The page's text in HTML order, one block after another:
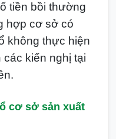
tiền bồi thường
hợp cơ sở có
không thực hiện
kiến nghị tại
cơ sở sản xuất